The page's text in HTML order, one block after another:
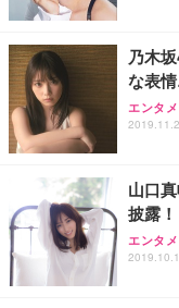
乃木
な表
エンタメ
山口
披露！
エンタメ